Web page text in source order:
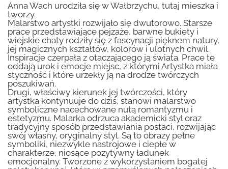
Anna Wach urodziła się w Wałbrzychu, tutaj mieszka i
tworzy.
Malarstwo artystki rozwijało się dwutorowo. Starsze
prace przedstawiające pejzaże, barwne bukiety i
wiejskie chaty rodziły się z fascynacji pięknem natury,
jej magicznych kształtów, kolorów i ulotnych chwil.
Inspiracje czerpała z otaczającego ją świata. Prace te
oddają urok i emocje miejsc, z którymi Artystka miała
styczność i które urzekły ją na drodze twórczych
poszukiwań.
Drugi, właściwy kierunek jej twórczości, który
artystka kontynuuje do dziś, stanowi malarstwo
symboliczne nacechowane nutą romantyzmu i
estetyzmu. Malarka odrzuca akademicki styl oraz
tradycyjny sposób przedstawiania postaci, rozwijając
swój własny, oryginalny styl. Są to obrazy pełne
symboliki, niezwykle nastrojowe i ciepłe w
charakterze, niosące pozytywny ładunek
emocjonalny. Tworzone z wykorzystaniem bogatej